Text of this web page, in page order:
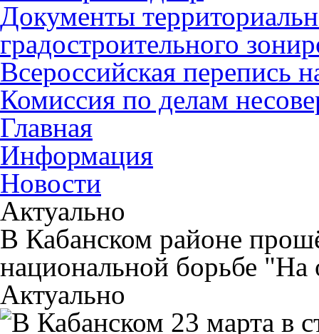
Документы
градостроительного
Всероссийская перепись
Комиссия по делам
Главная
Информация
Новости
Актуально
В Кабанском районе
национальной борьбе "На
Актуально
23 марта в